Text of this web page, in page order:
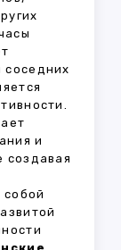
и
создавая